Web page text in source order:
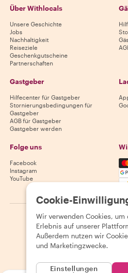
Über Withlocals
Unsere Geschichte
Jobs
Nachhaltigkeit
Reiseziele
Geschenkgutscheine
Partnerschaften
Gastgeber
Hilfecenter für Gastgeber
Stornierungsbedingungen für
Gastgeber
AGB für Gastgeber
Gastgeber werden
Folge uns
Facebook
Instagram
YouTube
2026 Withlocals.com |
Cookie-
Wir verwenden Cookies,
Erlebnis auf unserer
Außerdem nutzen wir
und Marketingzwecke.
Einstellungen